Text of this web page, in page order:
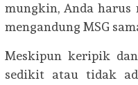
mungkin, Anda harus
mengandung MSG
Meskipun keripik
sedikit atau tidak